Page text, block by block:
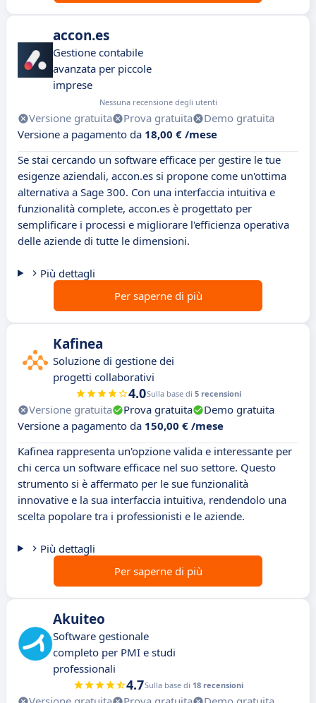
accon.es
Gestione contabile
avanzata per piccole
imprese
Nessuna recensione degli utenti
Versione gratuita Prova gratuita
Demo gratuita
Versione a pagamento da 18,00 € /mese
Se stai cercando un software efficace per gestire le tue
esigenze aziendali, accon.es si propone come un'ottima
alternativa a Sage 300. Con una interfaccia intuitiva e
funzionalità complete, accon.es è progettato per
semplificare i processi e migliorare l'efficienza operativa
delle aziende di tutte le dimensioni.
Più dettagli
Per saperne di più
Kafinea
Soluzione di gestione dei
progetti collaborativi
4.0Sulla base di 5 recensioni
Versione gratuita Prova gratuita
Demo gratuita
Versione a pagamento da 150,00 € /mese
Kafinea rappresenta un'opzione valida e interessante per
chi cerca un software efficace nel suo settore. Questo
strumento si è affermato per le sue funzionalità
innovative e la sua interfaccia intuitiva, rendendolo una
scelta popolare tra i professionisti e le aziende.
Più dettagli
Per saperne di più
Akuiteo
Software gestionale
completo per PMI e studi
professionali
4.7Sulla base di 18 recensioni